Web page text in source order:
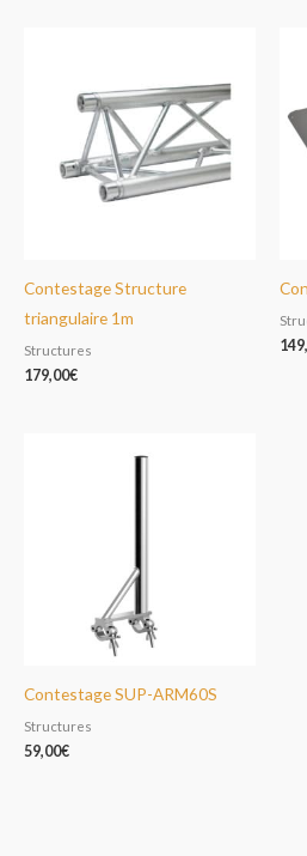
Contestage Structure
triangulaire 1m
Structures
179,00€
Contestage SUP-ARM60S
Structures
59,00€